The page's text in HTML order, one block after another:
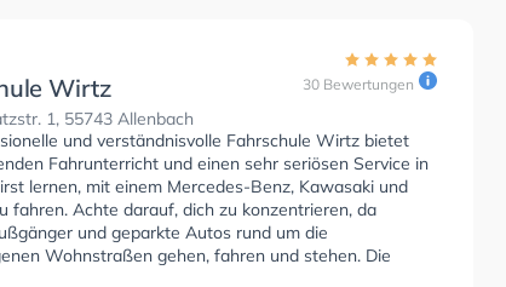
Wirtz
1, 55743 Allenbach
30 Bewertungen
und verständnisvolle Fahrschule Wirtz bietet
Fahrunterricht und einen sehr seriösen Service in
lernen, mit einem Mercedes-Benz, Kawasaki und
fahren. Achte darauf, dich zu konzentrieren, da
und geparkte Autos rund um die
Wohnstraßen gehen, fahren und stehen. Die